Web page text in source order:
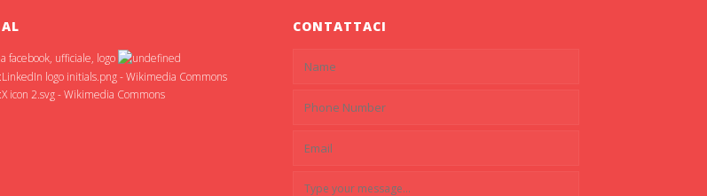
CONTATTACI